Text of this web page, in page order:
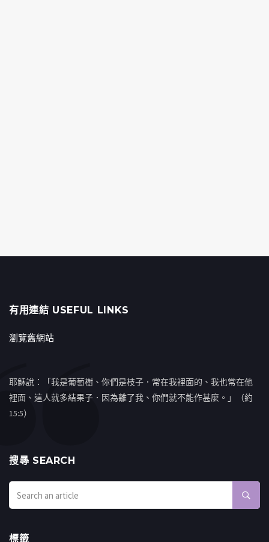
有用連結 USEFUL LINKS
瀏覽舊網站
耶穌說：「我是葡萄樹、你們是枝子．常在我裡面的、我也常在他
裡面、這人就多結果子．因為離了我、你們就不能作甚麼。」（約
15:5）
搜㝷 SEARCH
標籤